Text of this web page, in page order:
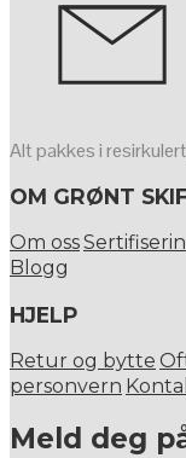
Alt pakkes i
OM GRØNT
Om oss
Blogg
HJELP
Retur og bytte
personvern
Meld deg